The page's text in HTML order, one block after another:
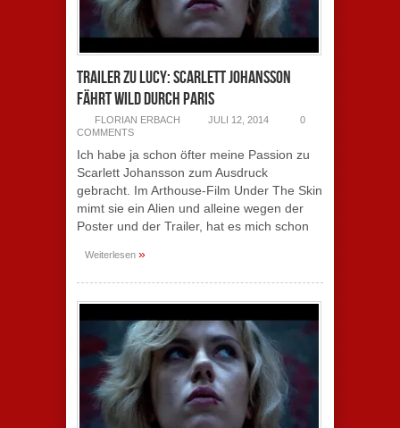
Trailer zu Lucy: Scarlett Johansson
fährt wild durch Paris
FLORIAN ERBACH JULI 12, 2014
0
COMMENTS
Ich habe ja schon öfter meine Passion zu
Scarlett Johansson zum Ausdruck
gebracht. Im Arthouse-Film Under The Skin
mimt sie ein Alien und alleine wegen der
Poster und der Trailer, hat es mich schon
Weiterlesen »